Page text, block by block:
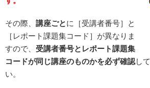
その際、 講座ごとに［受講者番号］と
［レポート課題集コード］が異なりま
すので、 受講者番号とレポート課題集
コードが同じ講座のものかを必ず確認し
い。